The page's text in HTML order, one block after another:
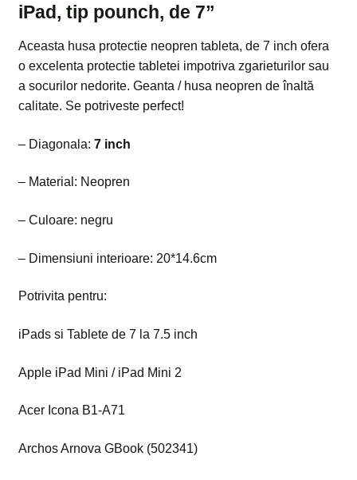
iPad, tip pounch, de 7”
Aceasta husa protectie neopren tableta, de 7 inch ofera
o excelenta protectie tabletei impotriva zgarieturilor sau
a socurilor nedorite. Geanta / husa neopren de înaltă
calitate. Se potriveste perfect!
– Diagonala: 7 inch
– Material: Neopren
– Culoare: negru
– Dimensiuni interioare: 20*14.6cm
Potrivita pentru:
iPads si Tablete de 7 la 7.5 inch
Apple iPad Mini / iPad Mini 2
Acer Icona B1-A71
Archos Arnova GBook (502341)